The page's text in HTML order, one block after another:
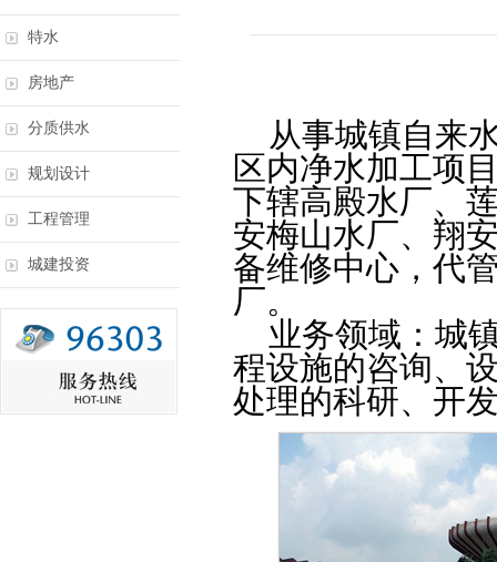
特水
房地产
分质供水
规划设计
工程管理
城建投资
从事城镇自来
区内净水加工项
下辖高殿水厂、
安梅山水厂、翔
备维修中心，代
厂。
业务领域：城
程设施的咨询、
处理的科研、开